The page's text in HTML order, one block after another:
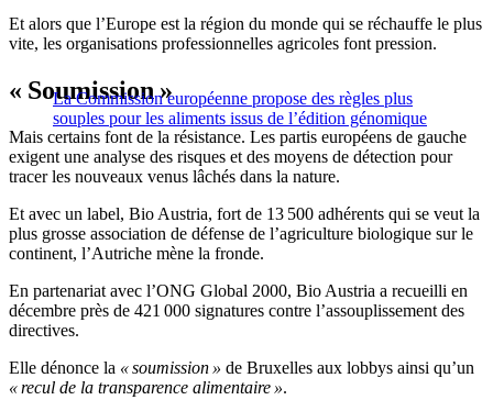
Et alors que l’Europe est la région du monde qui se réchauffe le plus
vite, les organisations professionnelles agricoles font pression.
La Commission européenne propose des règles plus
souples pour les aliments issus de l’édition génomique
« Soumission »
Mais certains font de la résistance. Les partis européens de gauche
exigent une analyse des risques et des moyens de détection pour
tracer les nouveaux venus lâchés dans la nature.
Et avec un label, Bio Austria, fort de 13 500 adhérents qui se veut la
plus grosse association de défense de l’agriculture biologique sur le
continent, l’Autriche mène la fronde.
En partenariat avec l’ONG Global 2000, Bio Austria a recueilli en
décembre près de 421 000 signatures contre l’assouplissement des
directives.
Elle dénonce la « soumission » de Bruxelles aux lobbys ainsi qu’un
« recul de la transparence alimentaire ».